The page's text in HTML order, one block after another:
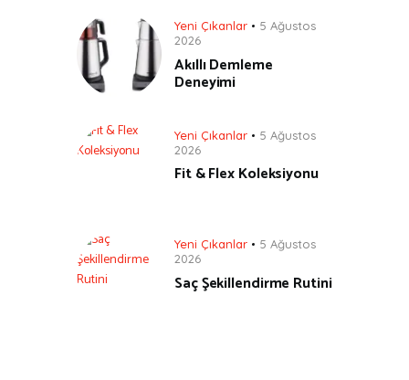
Yeni Çıkanlar
5 Ağustos
2026
Akıllı Demleme
Deneyimi
Yeni Çıkanlar
5 Ağustos
2026
Fit & Flex Koleksiyonu
Yeni Çıkanlar
5 Ağustos
2026
Saç Şekillendirme Rutini